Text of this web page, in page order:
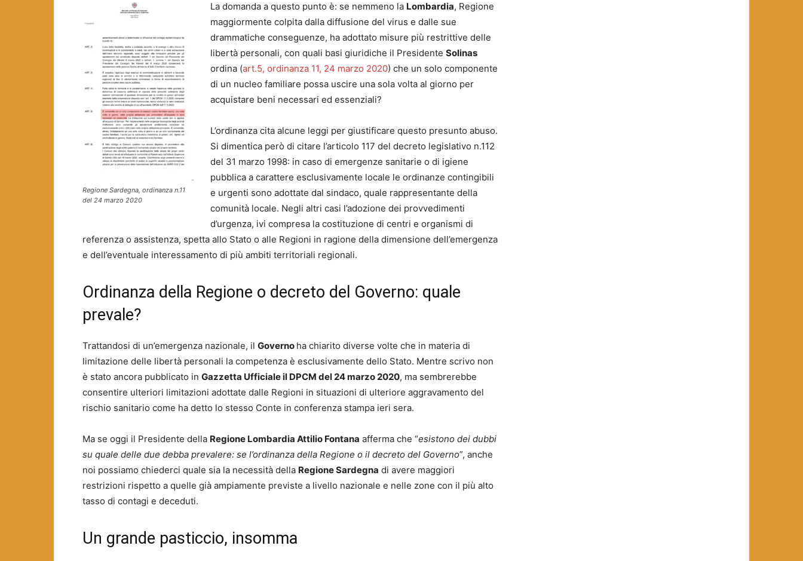
Regione Sardegna, ordinanza n.11
del 24 marzo 2020
La domanda a questo punto è: se nemmeno la Lombardia, Regione
maggiormente colpita dalla diffusione del virus e dalle sue
drammatiche conseguenze, ha adottato misure più restrittive delle
libertà personali, con quali basi giuridiche il Presidente Solinas
ordina (art.5, ordinanza 11, 24 marzo 2020) che un solo componente
di un nucleo familiare possa uscire una sola volta al giorno per
acquistare beni necessari ed essenziali?
L’ordinanza cita alcune leggi per giustificare questo presunto abuso.
Si dimentica però di citare l’articolo 117 del decreto legislativo n.112
del 31 marzo 1998: in caso di emergenze sanitarie o di igiene
pubblica a carattere esclusivamente locale le ordinanze contingibili
e urgenti sono adottate dal sindaco, quale rappresentante della
comunità locale. Negli altri casi l’adozione dei provvedimenti
d’urgenza, ivi compresa la costituzione di centri e organismi di
referenza o assistenza, spetta allo Stato o alle Regioni in ragione della dimensione dell’emergenza
e dell’eventuale interessamento di più ambiti territoriali regionali.
Ordinanza della Regione o decreto del Governo: quale
prevale?
Trattandosi di un’emergenza nazionale, il Governo ha chiarito diverse volte che in materia di
limitazione delle libertà personali la competenza è esclusivamente dello Stato. Mentre scrivo non
è stato ancora pubblicato in Gazzetta Ufficiale il DPCM del 24 marzo 2020, ma sembrerebbe
consentire ulteriori limitazioni adottate dalle Regioni in situazioni di ulteriore aggravamento del
rischio sanitario come ha detto lo stesso Conte in conferenza stampa ieri sera.
Ma se oggi il Presidente della Regione Lombardia Attilio Fontana afferma che “esistono dei dubbi
su quale delle due debba prevalere: se l’ordinanza della Regione o il decreto del Governo”, anche
noi possiamo chiederci quale sia la necessità della Regione Sardegna di avere maggiori
restrizioni rispetto a quelle già ampiamente previste a livello nazionale e nelle zone con il più alto
tasso di contagi e deceduti.
Un grande pasticcio, insomma